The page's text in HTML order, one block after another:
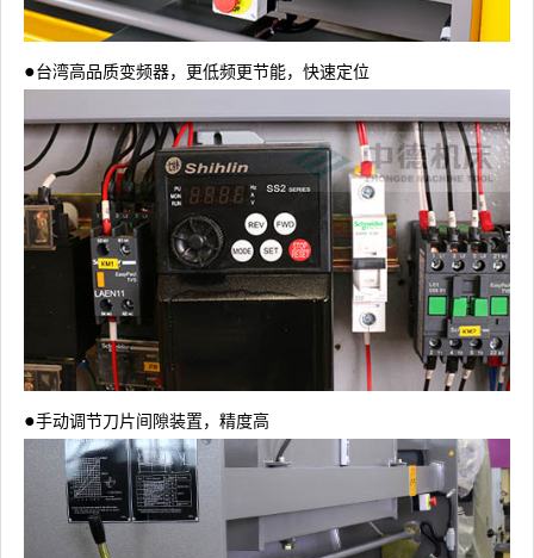
●台湾高品质变频器，更低频更节能，快速定位
●手动调节刀片间隙装置，精度高